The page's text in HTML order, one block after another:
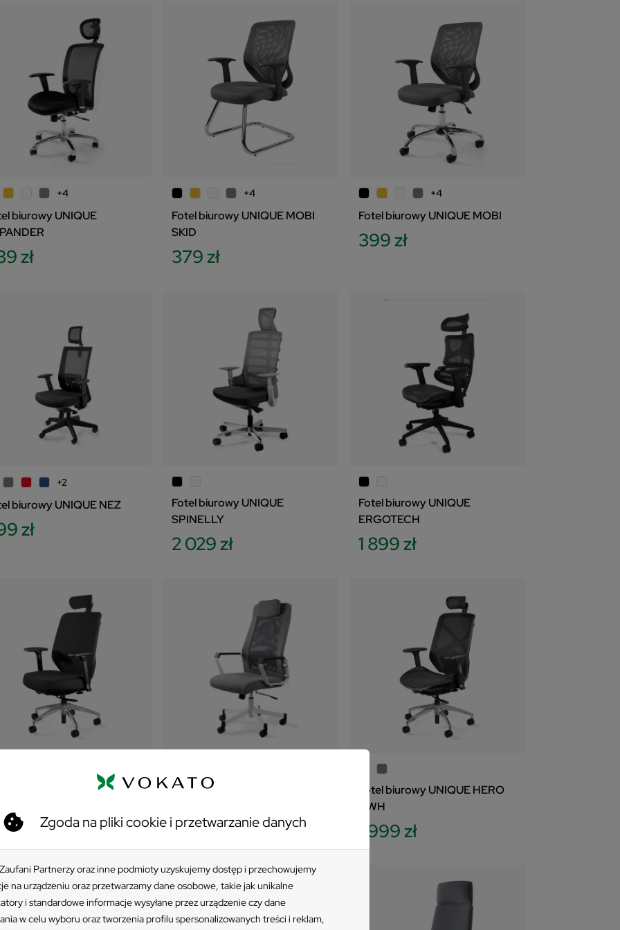
Zgoda na pliki cookie i przetwarzanie danych
Partnerzy oraz inne podmioty uzyskujemy dostęp i przechowujemy
na urządzeniu oraz przetwarzamy dane osobowe, takie jak unikalne
i standardowe informacje wysyłane przez urządzenie czy dane
w celu wyboru oraz tworzenia profilu spersonalizowanych treści i reklam,
+4
biurowy UNIQUE
zł
+4
Fotel biurowy UNIQUE MOBI
SKID
379 zł
+4
Fotel biurowy UNIQUE MOBI
399 zł
+2
biurowy UNIQUE NEZ
zł
Fotel biurowy UNIQUE
SPINELLY
2 029 zł
Fotel biurowy UNIQUE
ERGOTECH
1 899 zł
biurowy UNIQUE HERO
zł
Fotel biurowy UNIQUE FOX z
499 zł
Fotel biurowy UNIQUE HERO
NWH
1 999 zł